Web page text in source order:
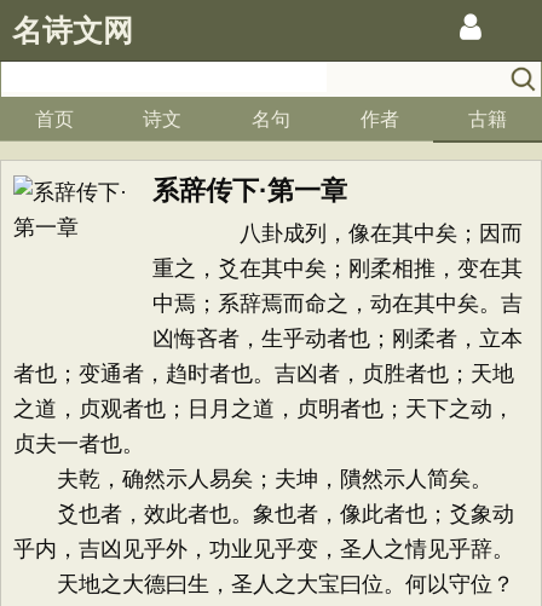
名诗文网
首页 诗文 名句 作者 古籍
系辞传下·第一章
八卦成列，像在其中矣；因而
重之，爻在其中矣；刚柔相推，变在其
中焉；系辞焉而命之，动在其中矣。吉
凶悔吝者，生乎动者也；刚柔者，立本
者也；变通者，趋时者也。吉凶者，贞胜者也；天地
之道，贞观者也；日月之道，贞明者也；天下之动，
贞夫一者也。
夫乾，确然示人易矣；夫坤，隤然示人简矣。
爻也者，效此者也。象也者，像此者也；爻象动
乎内，吉凶见乎外，功业见乎变，圣人之情见乎辞。
天地之大德曰生，圣人之大宝曰位。何以守位？